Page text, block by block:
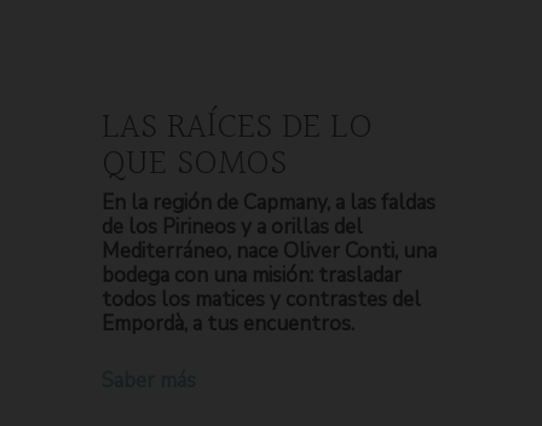
LAS RAÍCES DE LO
QUE SOMOS
En la región de Capmany, a las faldas
de los Pirineos y a orillas del
Mediterráneo, nace Oliver Conti, una
bodega con una misión: trasladar
todos los matices y contrastes del
Empordà, a tus encuentros.